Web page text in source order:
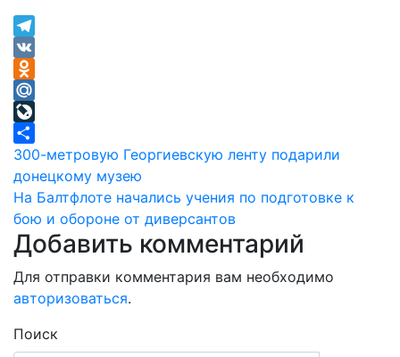
Telegram
VK
Odnoklassniki
Mail.Ru
LiveJournal
Отправить
Навигация
по
записям
300-метровую Георгиевскую ленту подарили
донецкому музею
На Балтфлоте начались учения по подготовке к
бою и обороне от диверсантов
Добавить комментарий
Для отправки комментария вам необходимо
авторизоваться.
Поиск